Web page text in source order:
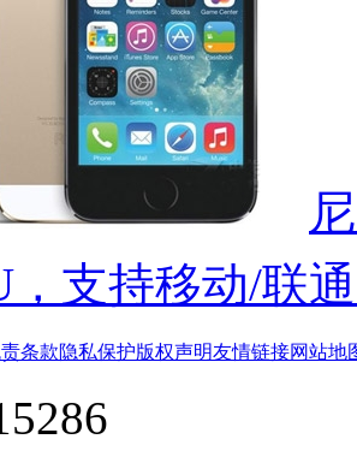
，支持移动/联
条款隐私保护版权声明友情链接网站地